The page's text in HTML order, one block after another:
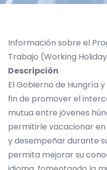
Información sobre el
Trabajo (Working
Descripción
El Gobierno de Hungría
fin de promover el
mutua entre jóvenes
permitirle vacacionar
y desempeñar durante
permita mejorar su